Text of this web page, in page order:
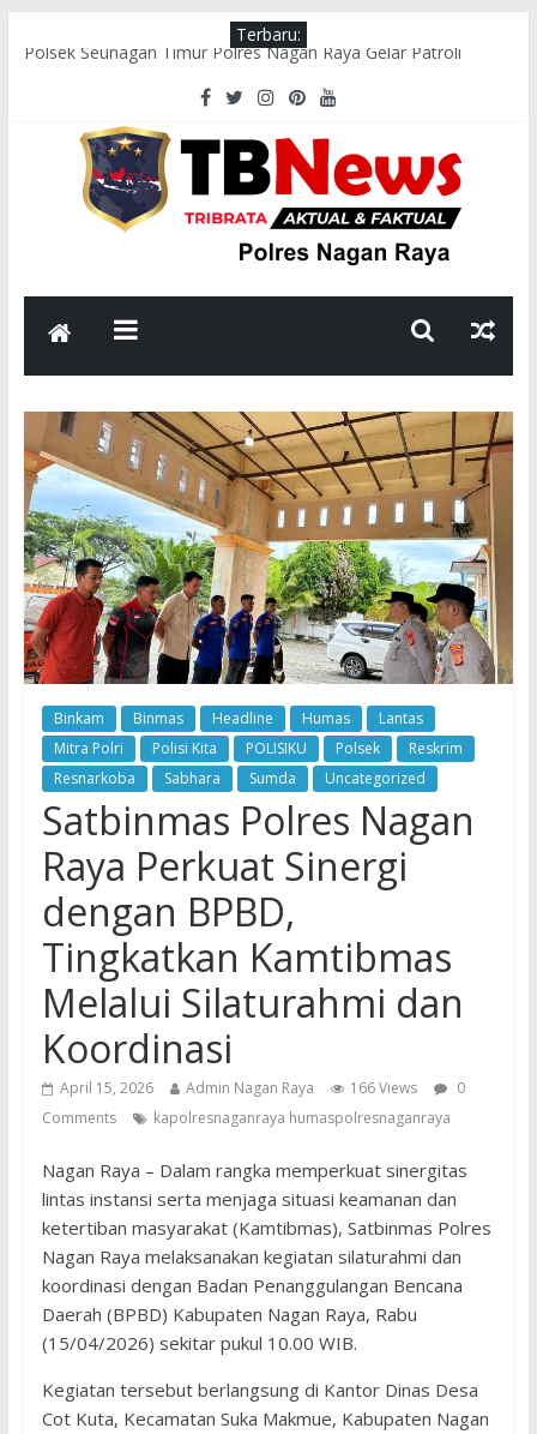
Terbaru:
Polsek Seunagan Timur Polres Nagan Raya Gelar Patroli
Dialogis, Perkuat Sinergi dengan Masyarakat Jaga Kamtibmas
Wakapolres Nagan Raya Hadiri Pelepasan Kontingen Pramuka
Menuju Cibubur di Pendopo Bupati
Polsek Kuala Pesisir Imbau Nelayan Utamakan Keselamatan di
Tengah Cuaca Ekstrem
Polres Nagan Raya Gelar Olahraga Bersama dan Beladiri Polri
untuk Tingkatkan Kebugaran Personel
Wakapolres Nagan Raya Himbau Seluruh Personel Tingkatkan
Disiplin dan Profesionalisme
Binkam Binmas Headline Humas
Lantas
Mitra Polri
Polisi Kita POLISIKU Polsek
Reskrim
Resnarkoba
Sabhara Sumda Uncategorized
Satbinmas Polres Nagan
Raya Perkuat Sinergi
dengan BPBD,
Tingkatkan Kamtibmas
Melalui Silaturahmi dan
Koordinasi
April 15, 2026 Admin Nagan Raya 166 Views
0
Comments
kapolresnaganraya humaspolresnaganraya
Nagan Raya – Dalam rangka memperkuat sinergitas
lintas instansi serta menjaga situasi keamanan dan
ketertiban masyarakat (Kamtibmas), Satbinmas Polres
Nagan Raya melaksanakan kegiatan silaturahmi dan
koordinasi dengan Badan Penanggulangan Bencana
Daerah (BPBD) Kabupaten Nagan Raya, Rabu
(15/04/2026) sekitar pukul 10.00 WIB.
Kegiatan tersebut berlangsung di Kantor Dinas Desa
Cot Kuta, Kecamatan Suka Makmue, Kabupaten Nagan